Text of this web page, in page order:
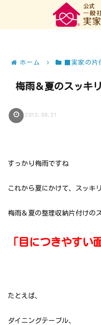
ホーム ■実家の片
梅雨＆夏のスッキ
2013.06.21
すっかり梅雨ですね
これから夏にかけて、スッキ
梅雨＆夏の整理収納片付けの
「目につきやすい
たとえば、
ダイニングテーブル、